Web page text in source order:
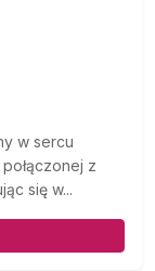
w sercu
z
się w...